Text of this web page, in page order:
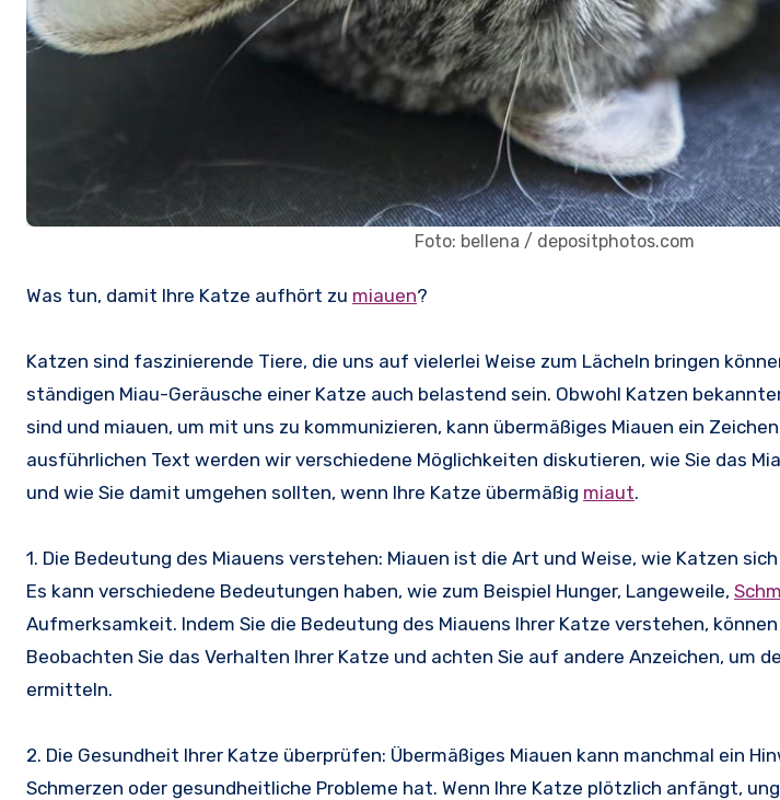
Foto: bellena / depositphotos.com
Was tun, damit Ihre Katze aufhört zu miauen?
Katzen sind faszinierende Tiere, die uns auf vielerlei Weise zum Lächeln bringen
ständigen Miau-Geräusche einer Katze auch belastend sein. Obwohl Katzen
sind und miauen, um mit uns zu kommunizieren, kann übermäßiges Miauen ein
ausführlichen Text werden wir verschiedene Möglichkeiten diskutieren, wie Sie das
und wie Sie damit umgehen sollten, wenn Ihre Katze übermäßig miaut.
1. Die Bedeutung des Miauens verstehen: Miauen ist die Art und Weise, wie Katzen
Es kann verschiedene Bedeutungen haben, wie zum Beispiel Hunger, Langeweile,
Aufmerksamkeit. Indem Sie die Bedeutung des Miauens Ihrer Katze verstehen,
Beobachten Sie das Verhalten Ihrer Katze und achten Sie auf andere Anzeichen, um
ermitteln.
2. Die Gesundheit Ihrer Katze überprüfen: Übermäßiges Miauen kann manchmal ein
Schmerzen oder gesundheitliche Probleme hat. Wenn Ihre Katze plötzlich anfängt,